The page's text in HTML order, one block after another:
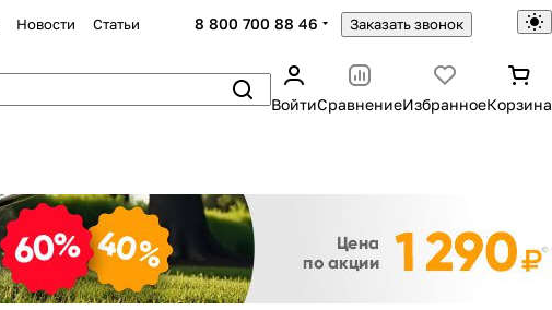
Новости Статьи 8 800 700 88 46 Заказать звонок
ВойтиСравнениеИзбранноеКорзина